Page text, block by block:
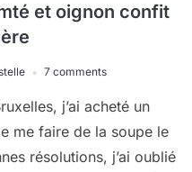
et oignon confit
7 comments
j’ai acheté un
me faire de la soupe le
résolutions, j’ai oublié